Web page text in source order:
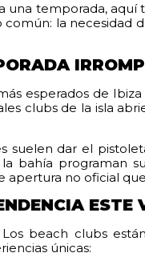
una temporada, aquí
la necesidad
esperados de
clubs de la isla
suelen dar el
bahía programan
no oficial
ESTE
beach clubs
únicas: